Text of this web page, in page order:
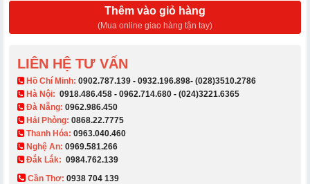
Thêm vào giỏ hàng
(Mua online giao hàng tận tay)
LIÊN HỆ TƯ VẤN
​ Hồ Chí Minh: 0902.787.139 - 0932.196.898- (028)3510.2786
Hà Nội: 0918.486.458 - 0962.714.680 - (024)3221.6365
Đà Nẵng: 0962.986.450
Hải Phòng: 0868.22.7775
Thanh Hóa: 0963.040.460
Nghệ An: 0969.581.266
Đắk Lắk: 0984.762.139
Cần Thơ: 0938 704 139​